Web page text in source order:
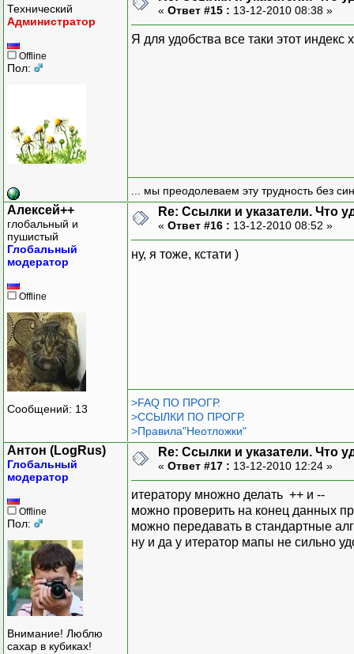
Технический
Администратор
Offline
Пол:
« Ответ #15 : 13-12-2010 08:38 »
Я для удобства все таки этот
... мы преодолеваем эту трудность без
Алексей++
глобальный и
пушистый
Глобальный
модератор
Offline
Сообщений: 13
Re: Ссылки и указатели. Что
« Ответ #16 : 13-12-2010 08:52 »
ну, я тоже, кстати )
>FAQ ПО ПРОГР.
>ССЫЛКИ ПО ПРОГР.
>Правила"Неотложки"
Антон (LogRus)
Глобальный
модератор
Offline
Пол:
Внимание! Люблю
сахар в кубиках!
Re: Ссылки и указатели. Что
« Ответ #17 : 13-12-2010 12:24 »
итератору множно делать ++ и --
можно проверить на конец данных
можно передавать в стандартные
ну и да у итератор мапы не сильно